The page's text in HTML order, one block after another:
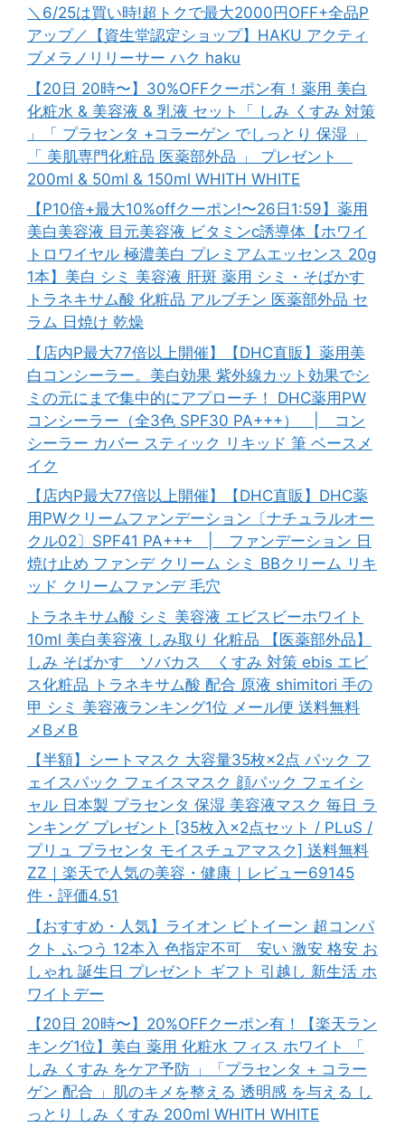
＼6/25は買い時!超トクで最大2000円OFF+全品P
アップ／【資生堂認定ショップ】HAKU アクティ
ブメラノリリーサー ハク haku
【20日 20時〜】30%OFFクーポン有！薬用 美白
化粧水 & 美容液 & 乳液 セット「 しみ くすみ 対策
」「 プラセンタ +コラーゲン でしっとり 保湿 」
「 美肌専門化粧品 医薬部外品 」 プレゼント
200ml & 50ml & 150ml WHITH WHITE
【P10倍+最大10%offクーポン!〜26日1:59】薬用
美白美容液 目元美容液 ビタミンc誘導体【ホワイ
トロワイヤル 極濃美白 プレミアムエッセンス 20g
1本】美白 シミ 美容液 肝斑 薬用 シミ・そばかす
トラネキサム酸 化粧品 アルブチン 医薬部外品 セ
ラム 日焼け 乾燥
【店内P最大77倍以上開催】【DHC直販】薬用美
白コンシーラー。美白効果 紫外線カット効果でシ
ミの元にまで集中的にアプローチ！ DHC薬用PW
コンシーラー（全3色 SPF30 PA+++） | コン
シーラー カバー スティック リキッド 筆 ベースメ
イク
【店内P最大77倍以上開催】【DHC直販】DHC薬
用PWクリームファンデーション〔ナチュラルオー
クル02〕SPF41 PA+++ | ファンデーション 日
焼け止め ファンデ クリーム シミ BBクリーム リキ
ッド クリームファンデ 毛穴
トラネキサム酸 シミ 美容液 エビスビーホワイト
10ml 美白美容液 しみ取り 化粧品 【医薬部外品】
しみ そばかす ソバカス くすみ 対策 ebis エビ
ス化粧品 トラネキサム酸 配合 原液 shimitori 手の
甲 シミ 美容液ランキング1位 メール便 送料無料
メBメB
【半額】シートマスク 大容量35枚×2点 パック フ
ェイスパック フェイスマスク 顔パック フェイシ
ャル 日本製 プラセンタ 保湿 美容液マスク 毎日 ラ
ンキング プレゼント [35枚入×2点セット / PLuS /
プリュ プラセンタ モイスチュアマスク] 送料無料
ZZ｜楽天で人気の美容・健康｜レビュー69145
件・評価4.51
【おすすめ・人気】ライオン ビトイーン 超コンパ
クト ふつう 12本入 色指定不可 安い 激安 格安 お
しゃれ 誕生日 プレゼント ギフト 引越し 新生活 ホ
ワイトデー
【20日 20時〜】20%OFFクーポン有！【楽天ラン
キング1位】美白 薬用 化粧水 フィス ホワイト 「
しみ くすみ をケア予防 」「プラセンタ + コラー
ゲン 配合 」肌のキメを整える 透明感 を与える し
っとり しみ くすみ 200ml WHITH WHITE